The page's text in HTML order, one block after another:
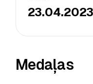
23.04.2023
Medaļas